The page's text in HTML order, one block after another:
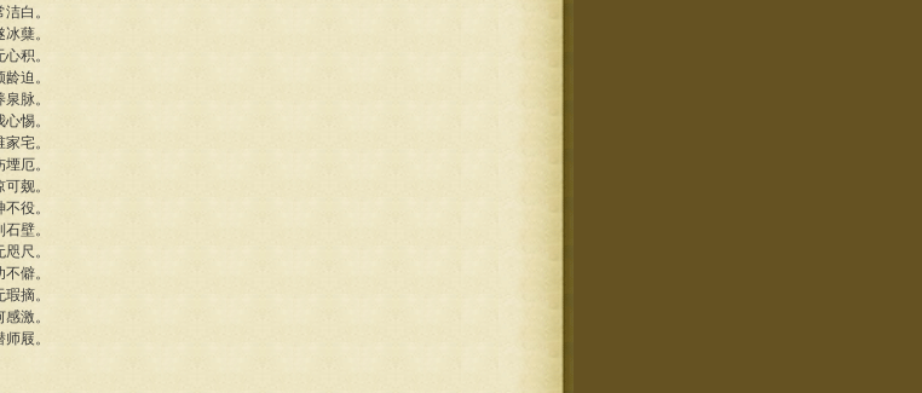
白。
蘖。
积。
迫。
脉。
惕。
宅。
厄。
觌。
役。
壁。
尺。
僻。
摘。
激。
屐。